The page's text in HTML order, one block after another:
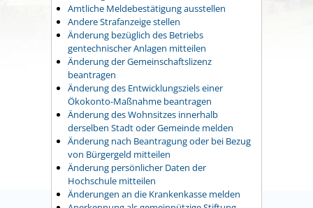
Amtliche Meldebestätigung ausstellen
Andere Strafanzeige stellen
Änderung bezüglich des Betriebs
gentechnischer Anlagen mitteilen
Änderung der Gemeinschaftslizenz
beantragen
Änderung des Entwicklungsziels einer
Ökokonto-Maßnahme beantragen
Änderung des Wohnsitzes innerhalb
derselben Stadt oder Gemeinde melden
Änderung nach Beantragung oder bei Bezug
von Bürgergeld mitteilen
Änderung persönlicher Daten der
Hochschule mitteilen
Änderungen an die Krankenkasse melden